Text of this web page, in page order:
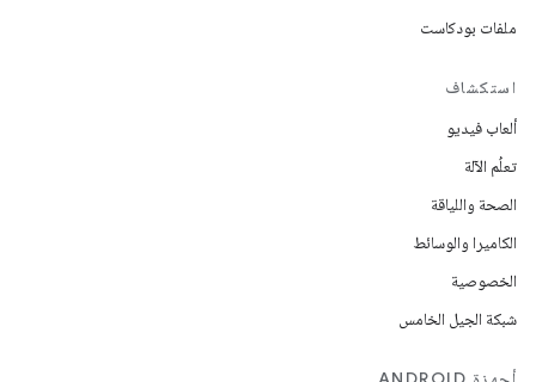
ملفات بودكاست
استكشاف
ألعاب فيديو
تعلُم الآلة
الصحة واللياقة
الكاميرا والوسائط
الخصوصية
شبكة الجيل الخامس